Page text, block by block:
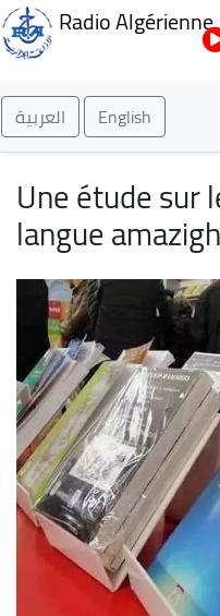
Radio Algérienne
العربية English
Une étude sur
langue